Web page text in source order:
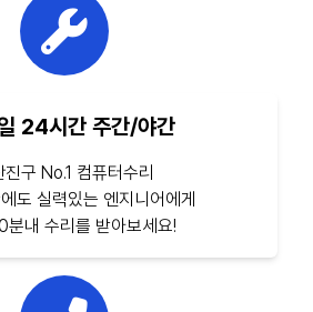
24시간 주간/야간
진구 No.1 컴퓨터수리
도 실력있는 엔지니어에게
분내 수리를 받아보세요!